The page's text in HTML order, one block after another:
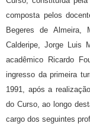
composta pelos
Begeres de Almeira,
Calderipe, Jorge Luis
acadêmico Ricardo
ingresso da primeira
1991, após a
do Curso, ao longo
cargo dos seguintes